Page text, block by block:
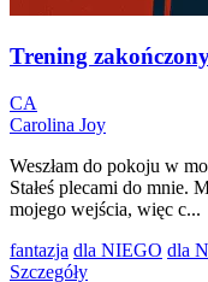
Trening
CA
Carolina Joy
Weszłam do pokoju w
Stałeś plecami do mnie.
mojego wejścia, więc c...
fantazja dla NIEGO dla
Szczegóły